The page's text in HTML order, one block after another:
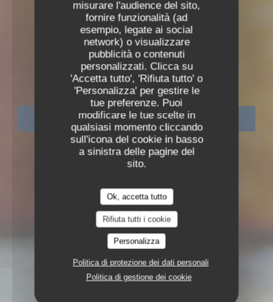
misurare l'audience del sito,
fornire funzionalità (ad
esempio, legate ai social
network) o visualizzare
pubblicità o contenuti
personalizzati. Clicca su
'Accetta tutto', 'Rifiuta tutto' o
'Personalizza' per gestire le
tue preferenze. Puoi
modificare le tue scelte in
qualsiasi momento cliccando
sull'icona del cookie in basso
a sinistra delle pagine del
sito.
Ok, accetta tutto
Rifiuta tutti i cookie
Personalizza
Politica di protezione dei dati personali
Politica di gestione dei cookie
SEMI-RESTAURANT GASTRONOMIQUE
Odília Restaurant
PRENOTA
ODÍLIA RESTAURANT